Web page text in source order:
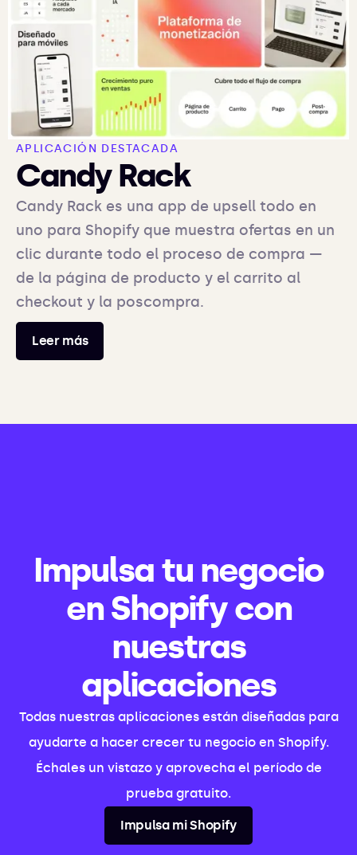
APLICACIÓN DESTACADA
Candy Rack
Candy Rack es una app de upsell todo en
uno para Shopify que muestra ofertas en un
clic durante todo el proceso de compra —
de la página de producto y el carrito al
checkout y la poscompra.
Leer más
Impulsa tu negocio
en Shopify con
nuestras
aplicaciones
Todas nuestras aplicaciones están diseñadas para
ayudarte a hacer crecer tu negocio en Shopify.
Échales un vistazo y aprovecha el período de
prueba gratuito.
Impulsa mi Shopify